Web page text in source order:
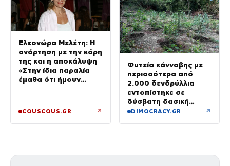
Ελεονώρα Μελέτη: Η
ανάρτηση με την κόρη
της και η αποκάλυψη
«Στην ίδια παραλία
έμαθα ότι ήμουν
COUSCOUS.GR ↗
Φυτεία κάνναβης με
περισσότερα από
2.000 δενδρύλλια
εντοπίστηκε σε
δύσβατη δασική
περιοχή στη Φθιώτιδα
DIMOCRACY.GR ↗